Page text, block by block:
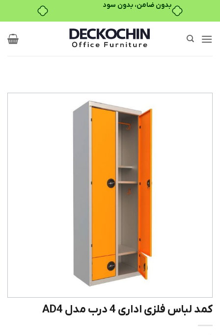
بدون ضامن، بدون سود
کمد لباس فلزی اداری 4 درب مدل AD4